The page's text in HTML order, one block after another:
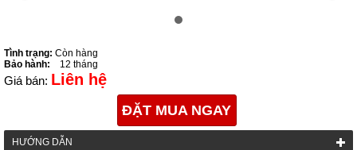
Tình trạng: Còn hàng
Bảo hành:
12 tháng
Giá bán: Liên hệ
ĐẶT MUA NGAY
HƯỚNG DẪN